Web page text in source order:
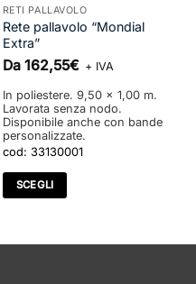
RETI PALLAVOLO
Rete pallavolo “Mondial
Extra”
Da 162,55€ + IVA
In poliestere. 9,50 x 1,00 m.
Lavorata senza nodo.
Disponibile anche con bande
personalizzate.
cod: 33130001
SCEGLI
ha